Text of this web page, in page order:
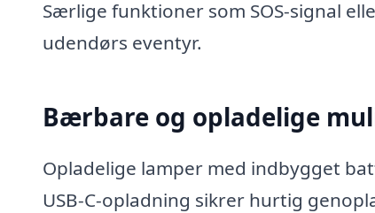
Særlige funktioner som SOS-signal
udendørs eventyr.
Bærbare og opladelige
Opladelige lamper med indbygget
USB-C-opladning sikrer hurtig